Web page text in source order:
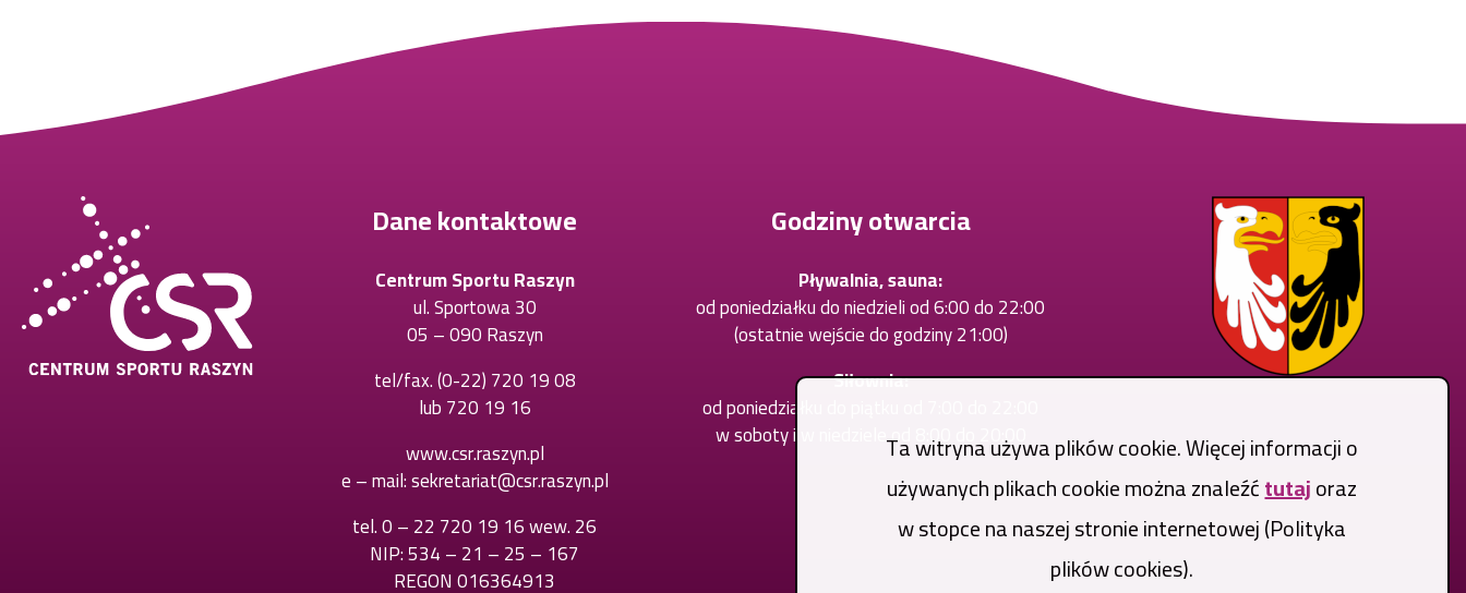
Dane kontaktowe
Centrum Sportu Raszyn
ul. Sportowa 30
05 – 090 Raszyn
tel/fax.(0-22) 720 19 08
karcie
lub720 19 16
w
nowej
karcie
www.csr.raszyn.pl
e – mail:sekretariat@csr.raszyn.pl
tel.0 – 22 720 19 16 wew. 26
NIP: 534 – 21 – 25 – 167
REGON 016364913
Godziny otwarcia
Pływalnia, sauna:
od poniedziałku do niedzieli od 6:00 do 22:00
(ostatnie wejście do godziny 21:00)
Siłownia:
od poniedziałku do piątku od 7:00 do 22:00
w soboty i w niedziele od 8:00 do 20:00Ta witryna używa plików cookie. Więcej informacji o
używanych plikach cookie można znaleźćtutajoraz
w stopce na naszej stronie internetowej (Polityka
plików cookies).